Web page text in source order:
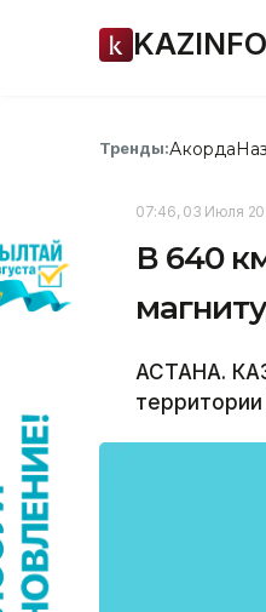
Тренды:Акорда
07:46, 03 Июля
В 640
АСТАНА.